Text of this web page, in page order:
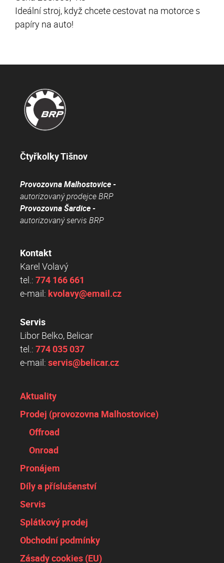
Ideální stroj, když chcete cestovat na motorce s
papíry na auto!
Čtyřkolky Tišnov
Provozovna Malhostovice -
autorizovaný prodejce BRP
Provozovna Šardice -
autorizovaný servis BRP
Kontakt
Karel Volavý
tel.: 774 166 661
e-mail: kvolavy@email.cz
Servis
Libor Belko, Belicar
tel.: 774 035 037
e-mail: servis@belicar.cz
Aktuality
Prodej (provozovna Malhostovice)
Offroad
Onroad
Pronájem
Díly a příslušenství
Servis
Splátkový prodej
Obchodní podmínky
Zásady cookies (EU)